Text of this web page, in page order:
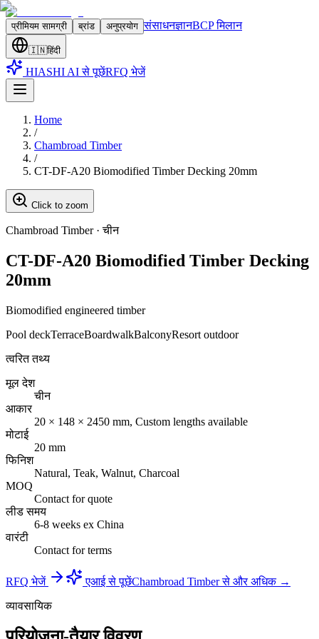
प्रीमियम सामग्री ब्रांड अनुप्रयोग संसाधनज्ञानBCP मिलान
🇮🇳हिंदी
HIASHI AI से पूछेंRFQ भेजें
Home
/
Chambroad Timber
/
CT-DF-A20 Biomodified Timber Decking 20mm
Click to zoom
Chambroad Timber·चीन
CT-DF-A20 Biomodified Timber Decking
20mm
Biomodified engineered timber
Pool deckTerraceBoardwalkBalconyResort outdoor
त्वरित तथ्य
मूल देश
चीन
आकार
20 × 148 × 2450 mm, Custom lengths available
मोटाई
20 mm
फिनिश
Natural, Teak, Walnut, Charcoal
MOQ
Contact for quote
लीड समय
6-8 weeks ex China
वारंटी
Contact for terms
RFQ भेजें एआई से पूछेंChambroad Timber से और अधिक →
व्यावसायिक